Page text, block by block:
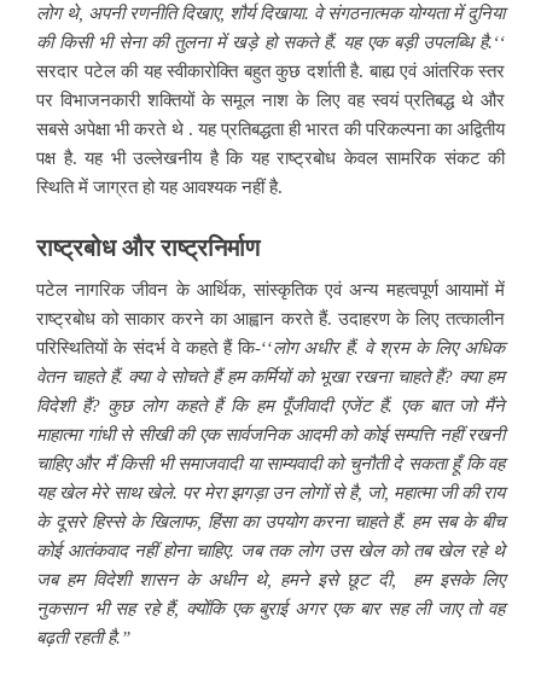
लोग थे, अपनी रणनीति दिखाए, शौर्य दिखाया. वे संगठनात्मक योग्यता में दुनिया
की किसी भी सेना की तुलना में खड़े हो सकते हैं. यह एक बड़ी उपलब्धि है.‘‘
सरदार पटेल की यह स्वीकारोक्ति बहुत कुछ दर्शाती है. बाह्य एवं आंतरिक स्तर
पर विभाजनकारी शक्तियों के समूल नाश के लिए वह स्वयं प्रतिबद्ध थे और
सबसे अपेक्षा भी करते थे . यह प्रतिबद्धता ही भारत की परिकल्पना का अद्वितीय
पक्ष है. यह भी उल्लेखनीय है कि यह राष्ट्रबोध केवल सामरिक संकट की
स्थिति में जाग्रत हो यह आवश्यक नहीं है.
राष्ट्रबोध और राष्ट्रनिर्माण
पटेल नागरिक जीवन के आर्थिक, सांस्कृतिक एवं अन्य महत्वपूर्ण आयामों में
राष्ट्रबोध को साकार करने का आह्वान करते हैं. उदाहरण के लिए तत्कालीन
परिस्थितियों के संदर्भ वे कहते हैं कि-‘‘लोग अधीर हैं. वे श्रम के लिए अधिक
वेतन चाहते हैं. क्या वे सोचते हैं हम कर्मियों को भूखा रखना चाहते हैं? क्या हम
विदेशी हैं? कुछ लोग कहते हैं कि हम पूँजीवादी एजेंट हैं. एक बात जो मैंने
माहात्मा गांधी से सीखी की एक सार्वजनिक आदमी को कोई सम्पत्ति नहीं रखनी
चाहिए और मैं किसी भी समाजवादी या साम्यवादी को चुनौती दे सकता हूँ कि वह
यह खेल मेरे साथ खेले. पर मेरा झगड़ा उन लोगों से है, जो, महात्मा जी की राय
के दूसरे हिस्से के खिलाफ, हिंसा का उपयोग करना चाहते हैं. हम सब के बीच
कोई आतंकवाद नहीं होना चाहिए. जब तक लोग उस खेल को तब खेल रहे थे
जब हम विदेशी शासन के अधीन थे, हमने इसे छूट दी, हम इसके लिए
नुकसान भी सह रहे हैं, क्योंकि एक बुराई अगर एक बार सह ली जाए तो वह
बढ़ती रहती है.”